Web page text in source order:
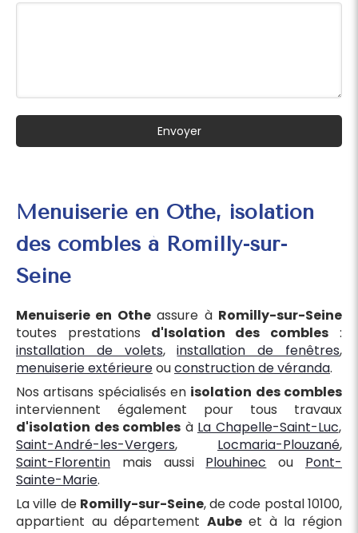
Envoyer
Menuiserie en Othe, isolation
des combles à Romilly-sur-
Seine
Menuiserie en Otheassure à Romilly-sur-Seine
toutes prestations d'Isolation des combles :
installation de volets,installation de fenêtres,
menuiserie extérieureouconstruction de véranda.
Nos artisans spécialisés en isolation des combles
interviennent également pour tous travaux
d'isolation des combles à La Chapelle-Saint-Luc,
Saint-André-les-Vergers, Locmaria-Plouzané,
Saint-Florentin mais aussi Plouhinec ou Pont-
Sainte-Marie.
La ville de Romilly-sur-Seine, de code postal 10100,
appartient au département Aubeet à la région